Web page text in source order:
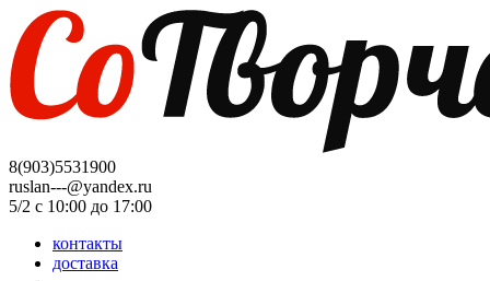
8(903)5531900
ruslan---@yandex.ru
5/2 с 10:00 до 17:00
контакты
доставка